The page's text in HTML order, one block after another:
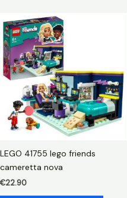
LEGO 41755 lego friends
cameretta nova
€22.90